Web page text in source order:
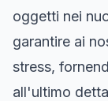
oggetti nei
garantire ai
stress,
all'ultimo